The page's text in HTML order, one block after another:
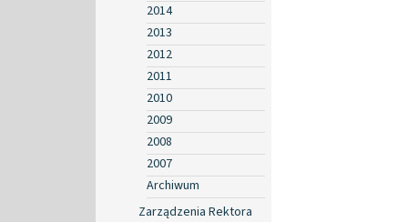
2014
2013
2012
2011
2010
2009
2008
2007
Archiwum
Zarządzenia Rektora